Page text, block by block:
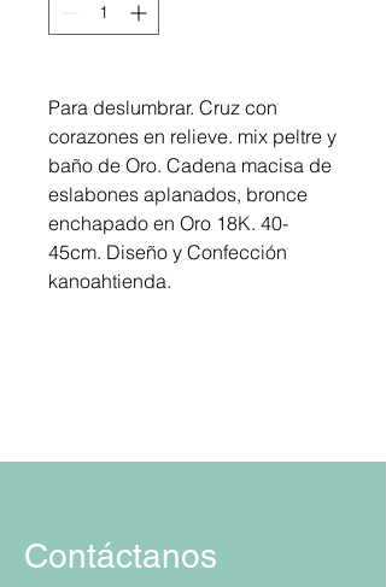
Para deslumbrar. Cruz con
corazones en relieve. mix peltre y
baño de Oro. Cadena macisa de
eslabones aplanados, bronce
enchapado en Oro 18K. 40-
45cm. Diseño y Confección
kanoahtienda.
Contáctanos